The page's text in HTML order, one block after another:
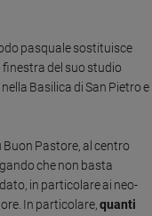
pasquale sostituisce
del suo studio
Basilica di San Pietro e
Pastore, al centro
che non basta
in particolare ai neo-
In particolare,quanti